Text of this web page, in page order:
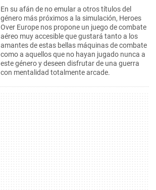
En su afán de no emular a otros títulos del
género más próximos a la simulación, Heroes
Over Europe nos propone un juego de combate
aéreo muy accesible que gustará tanto a los
amantes de estas bellas máquinas de combate
como a aquellos que no hayan jugado nunca a
este género y deseen disfrutar de una guerra
con mentalidad totalmente arcade.